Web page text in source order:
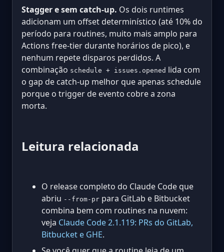
Stagger e sem catch-up. Os dois runtimes
adicionam um offset determinístico (até 10% do
período para routines, muito mais amplo para
Actions free-tier durante horários de pico), e
nenhum repete disparos perdidos. A
combinação schedule + issues.opened lida com
o gap de catch-up melhor que apenas schedule
porque o trigger de evento cobre a zona
morta.
Leitura relacionada
O release completo do Claude Code que
abriu --from-pr para GitLab e Bitbucket
combina bem com routines na nuvem:
veja Claude Code 2.1.119: PRs do GitLab,
Bitbucket e GHE.